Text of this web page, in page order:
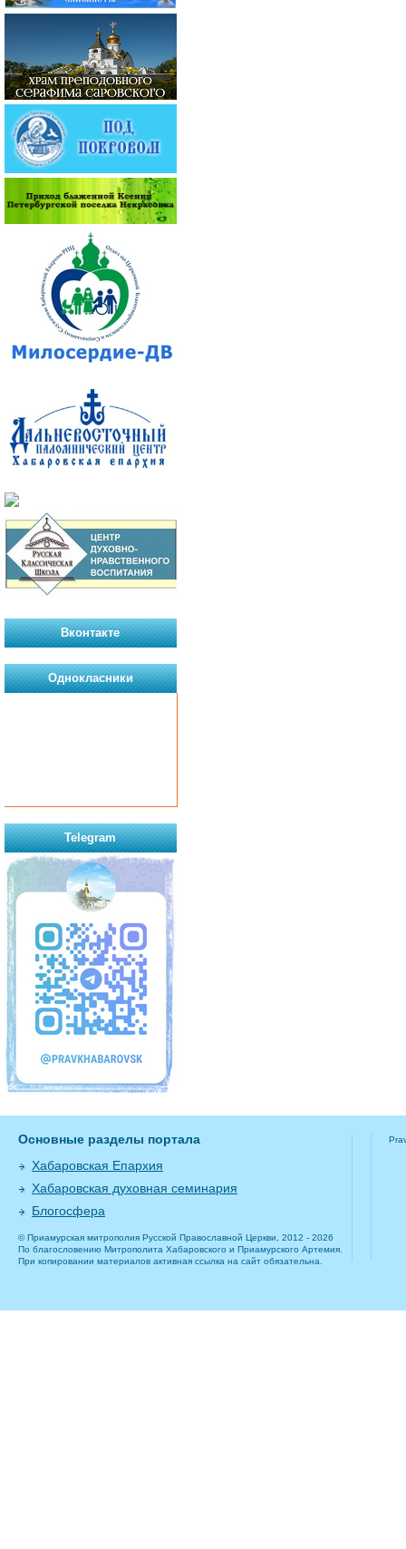
Вконтакте
Однокласники
Telegram
Основные разделы портала
Хабаровская Епархия
Хабаровская духовная семинария
Блогосфера
© Приамурская митрополия Русской Православной Церкви, 2012 - 2026
По благословению Митрополита Хабаровского и Приамурского Артемия.
При копировании материалов активная ссылка на сайт обязательна.